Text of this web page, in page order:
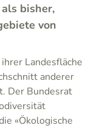
bisher,
von
Landesfläche
anderer
Der Bundesrat
«Ökologische